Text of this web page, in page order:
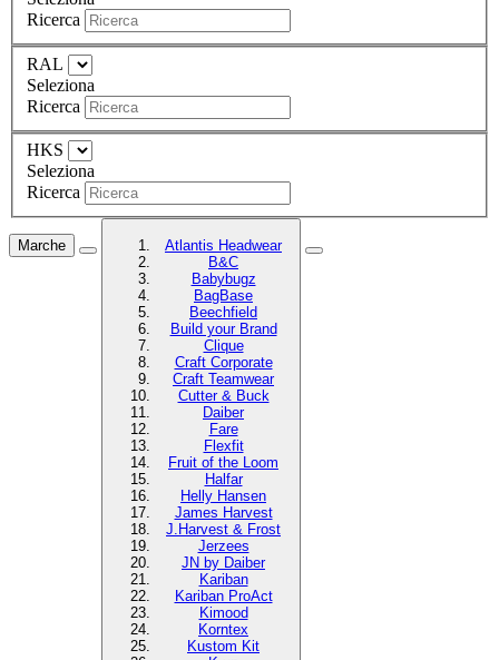
Ricerca
RAL
Seleziona
Ricerca
HKS
Seleziona
Ricerca
Marche
Atlantis Headwear
B&C
Babybugz
BagBase
Beechfield
Build your Brand
Clique
Craft Corporate
Craft Teamwear
Cutter & Buck
Daiber
Fare
Flexfit
Fruit of the Loom
Halfar
Helly Hansen
James Harvest
J.Harvest & Frost
Jerzees
JN by Daiber
Kariban
Kariban ProAct
Kimood
Korntex
Kustom Kit